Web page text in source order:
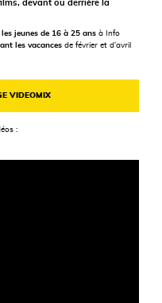
devant ou derrière la
les jeunes de 16 à 25 ansà Info
les vacances de février et d’avril
VIDEOMIX
: